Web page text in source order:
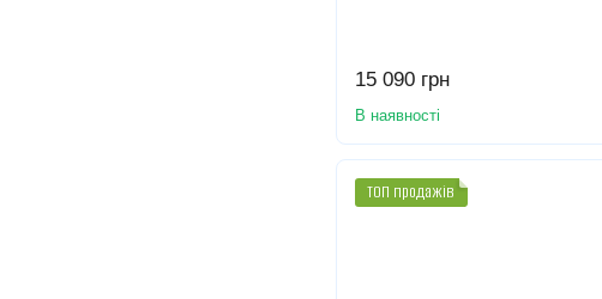
15 090 грн
В наявності
ТОП продажів